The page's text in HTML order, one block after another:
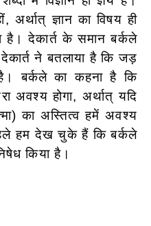
अर्थात् ज्ञान का विषय ही
है। देकार्त के समान बर्कले
ने बतलाया है कि जड़
बर्कले का कहना है कि
अवश्य होगा, अर्थात् यदि
का अस्तित्व हमें अवश्य
हम देख चुके हैं कि बर्कले
किया है।